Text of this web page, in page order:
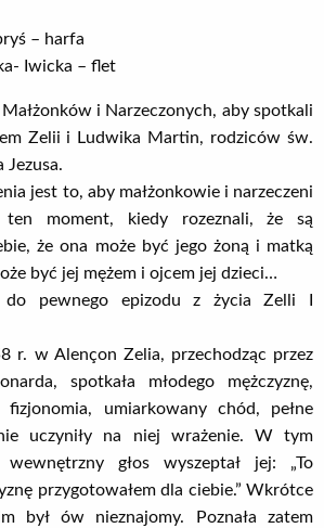
– harfa
Iwicka – flet
i Narzeczonych, aby spotkali
Zelii i Ludwika Martin, rodziców św.
Jezusa.
jest to, aby małżonkowie i narzeczeni
ten moment, kiedy rozeznali, że są
że ona może być jego żoną i matką
być jej mężem i ojcem jej dzieci…
do pewnego epizodu z życia Zelli I
r. w Alençon Zelia, przechodząc przez
spotkała młodego mężczyznę,
fizjonomia, umiarkowany chód, pełne
uczyniły na niej wrażenie. W tym
wewnętrzny głos wyszeptał jej: „To
przygotowałem dla ciebie.” Wkrótce
był ów nieznajomy. Poznała zatem